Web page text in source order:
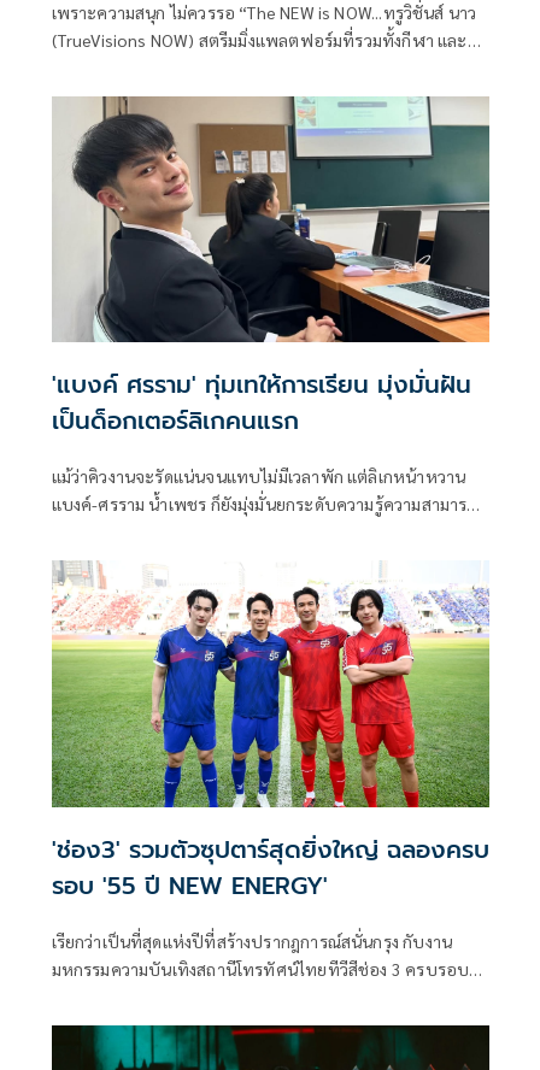
เพราะความสนุก ไม่ควรรอ “The NEW is NOW...ทรูวิชั่นส์ นาว
(TrueVisions NOW) สตรีมมิ่งแพลตฟอร์มที่รวมทั้งกีฬา และ
ยิ่งใหญ่ภายใต้แนวคิด “NOWtainment – ครบ จบ ทุกความ
บันเทิง” รวมคอนเทนต์เด็ดจากพันธมิตรระดับโลก ชู
แพลตฟอร์มเดียวที่ตอบโจทย์ครบทั้งสายบันเทิง กีฬา และ
ข่าวสาร พร้อมเปิดตัวแพ็กเกจใหม่ทั้งหมดที่ออกแบบให้ตอบ
โจทย์ทุกไลฟ์สไตล์ เข้าถึงง่ายทุกเจน
'แบงค์ ศรราม' ทุ่มเทให้การเรียน มุ่งมั่นฝัน
เป็นด็อกเตอร์ลิเกคนแรก
แม้ว่าคิวงานจะรัดแน่นจนแทบไม่มีเวลาพัก แต่ลิเกหน้าหวาน
แบงค์-ศรราม น้ำเพชร ก็ยังมุ่งมั่นยกระดับความรู้ความสามารถ
ผ่านรายการ โต๊ะหนูแหม่ม ว่ามีความตั้งใจอยากจะเป็นลิเกดีกรีด็
อกเตอร์ของประเทศไทย
'ช่อง3' รวมตัวซุปตาร์สุดยิ่งใหญ่ ฉลองครบ
รอบ '55 ปี NEW ENERGY'
เรียกว่าเป็นที่สุดแห่งปีที่สร้างปรากฎการณ์สนั่นกรุง กับงาน
มหกรรมความบันเทิงสถานีโทรทัศน์ไทยทีวีสีช่อง 3 ครบรอบ
ไร้ขีดจำกัด พร้อมโชว์สุดยิ่งใหญ่ อลังการ และแมตช์